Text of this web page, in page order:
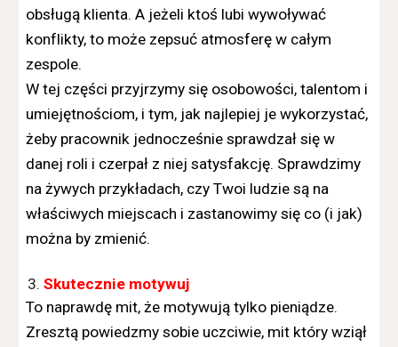
obsługą klienta. A jeżeli ktoś lubi wywoływać
konflikty, to może zepsuć atmosferę w całym
zespole.
W tej części przyjrzymy się osobowości, talentom i
umiejętnościom, i tym, jak najlepiej je wykorzystać,
żeby pracownik jednocześnie sprawdzał się w
danej roli i czerpał z niej satysfakcję. Sprawdzimy
na żywych przykładach, czy Twoi ludzie są na
właściwych miejscach i zastanowimy się co (i jak)
można by zmienić.
Skutecznie motywuj
To naprawdę mit, że motywują tylko pieniądze.
Zresztą powiedzmy sobie uczciwie, mit który wziął